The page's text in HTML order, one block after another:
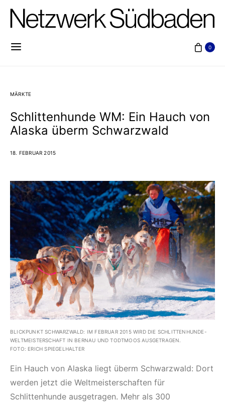
0
MÄRKTE
Schlittenhunde WM: Ein Hauch von
Alaska überm Schwarzwald
18. FEBRUAR 2015
BLICKPUNKT SCHWARZWALD: IM FEBRUAR 2015 WIRD DIE SCHLITTENHUNDE-
WELTMEISTERSCHAFT IN BERNAU UND TODTMOOS AUSGETRAGEN.
FOTO: ERICH SPIEGELHALTER
Ein Hauch von Alaska liegt überm Schwarzwald: Dort
werden jetzt die Weltmeisterschaften für
Schlittenhunde ausgetragen. Mehr als 300